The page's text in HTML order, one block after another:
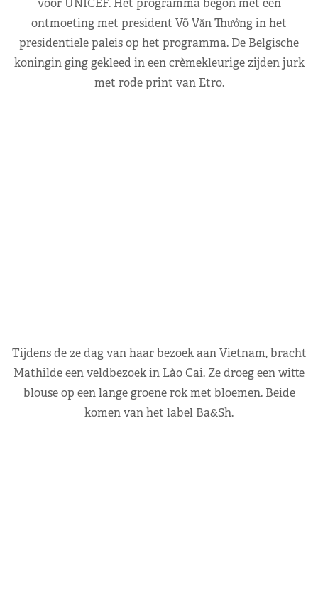
ontmoeting met president Võ Văn Thưởng in het
presidentiele paleis op het programma. De Belgische
koningin ging gekleed in een crèmekleurige zijden jurk
met rode print van Etro.
Tijdens de 2e dag van haar bezoek aan Vietnam, bracht
Mathilde een veldbezoek in Lào Cai. Ze droeg een witte
blouse op een lange groene rok met bloemen. Beide
komen van het label Ba&Sh.